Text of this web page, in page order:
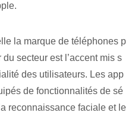
la marque de téléphones p
secteur est l’accent mis s
des utilisateurs. Les app
de fonctionnalités de sé
reconnaissance faciale et le